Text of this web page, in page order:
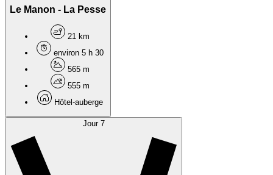
Le Manon - La Pesse
21 km
environ 5 h 30
565 m
555 m
Hôtel-auberge
Jour 7